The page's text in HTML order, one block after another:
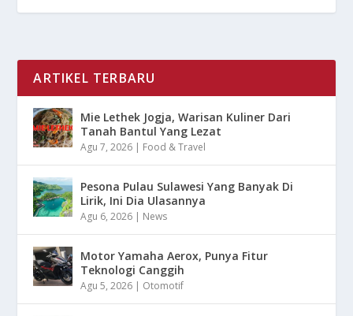
ARTIKEL TERBARU
Mie Lethek Jogja, Warisan Kuliner Dari
Tanah Bantul Yang Lezat
Agu 7, 2026 | Food & Travel
Pesona Pulau Sulawesi Yang Banyak Di
Lirik, Ini Dia Ulasannya
Agu 6, 2026 | News
Motor Yamaha Aerox, Punya Fitur
Teknologi Canggih
Agu 5, 2026 | Otomotif